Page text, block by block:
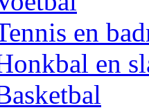
en
en